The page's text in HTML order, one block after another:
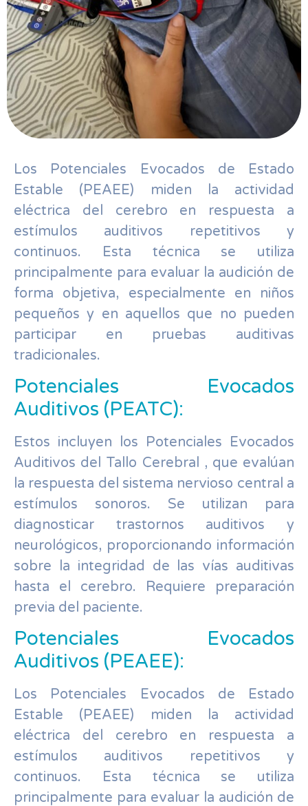
Los Potenciales Evocados de Estado
Estable (PEAEE) miden la actividad
eléctrica del cerebro en respuesta a
estímulos auditivos repetitivos y
continuos. Esta técnica se utiliza
principalmente para evaluar la audición de
forma objetiva, especialmente en niños
pequeños y en aquellos que no pueden
participar en pruebas auditivas
tradicionales.
Potenciales Evocados
Auditivos (PEATC):
Estos incluyen los Potenciales Evocados
Auditivos del Tallo Cerebral , que evalúan
la respuesta del sistema nervioso central a
estímulos sonoros. Se utilizan para
diagnosticar trastornos auditivos y
neurológicos, proporcionando información
sobre la integridad de las vías auditivas
hasta el cerebro. Requiere preparación
previa del paciente.
Potenciales Evocados
Auditivos (PEAEE):
Los Potenciales Evocados de Estado
Estable (PEAEE) miden la actividad
eléctrica del cerebro en respuesta a
estímulos auditivos repetitivos y
continuos. Esta técnica se utiliza
principalmente para evaluar la audición de